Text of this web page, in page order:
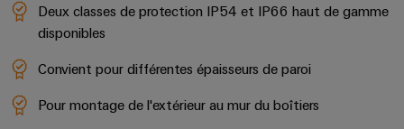
industrie. Nos
industrielle.
Deux classes de protection IP54 et IP66 haut de gamme
disponibles
Convient pour différentes épaisseurs de paroi
Pour montage de l'extérieur au mur du boîtiers